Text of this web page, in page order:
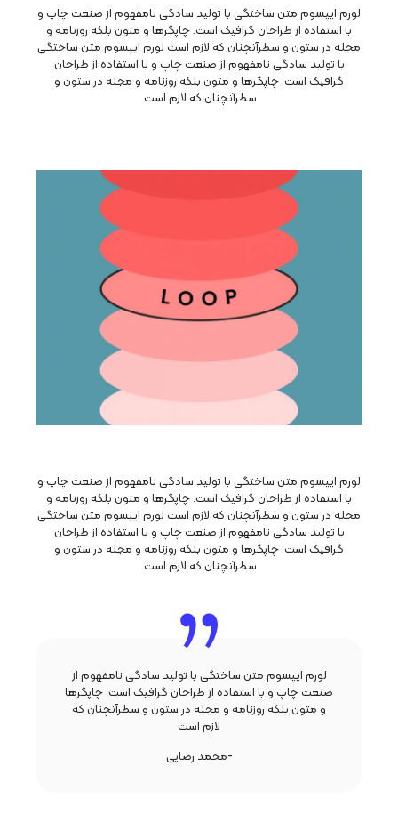
لورم ایپسوم متن ساختگی با تولید سادگی نامفهوم از صنعت چاپ و
با استفاده از طراحان گرافیک است. چاپگرها و متون بلکه روزنامه و
مجله در ستون و سطرآنچنان که لازم است لورم ایپسوم متن ساختگی
با تولید سادگی نامفهوم از صنعت چاپ و با استفاده از طراحان
گرافیک است. چاپگرها و متون بلکه روزنامه و مجله در ستون و
سطرآنچنان که لازم است
لورم ایپسوم متن ساختگی با تولید سادگی نامفهوم از صنعت چاپ و
با استفاده از طراحان گرافیک است. چاپگرها و متون بلکه روزنامه و
مجله در ستون و سطرآنچنان که لازم است لورم ایپسوم متن ساختگی
با تولید سادگی نامفهوم از صنعت چاپ و با استفاده از طراحان
گرافیک است. چاپگرها و متون بلکه روزنامه و مجله در ستون و
سطرآنچنان که لازم است
لورم ایپسوم متن ساختگی با تولید سادگی نامفهوم از
صنعت چاپ و با استفاده از طراحان گرافیک است. چاپگرها
و متون بلکه روزنامه و مجله در ستون و سطرآنچنان که
لازم است
-محمد رضایی